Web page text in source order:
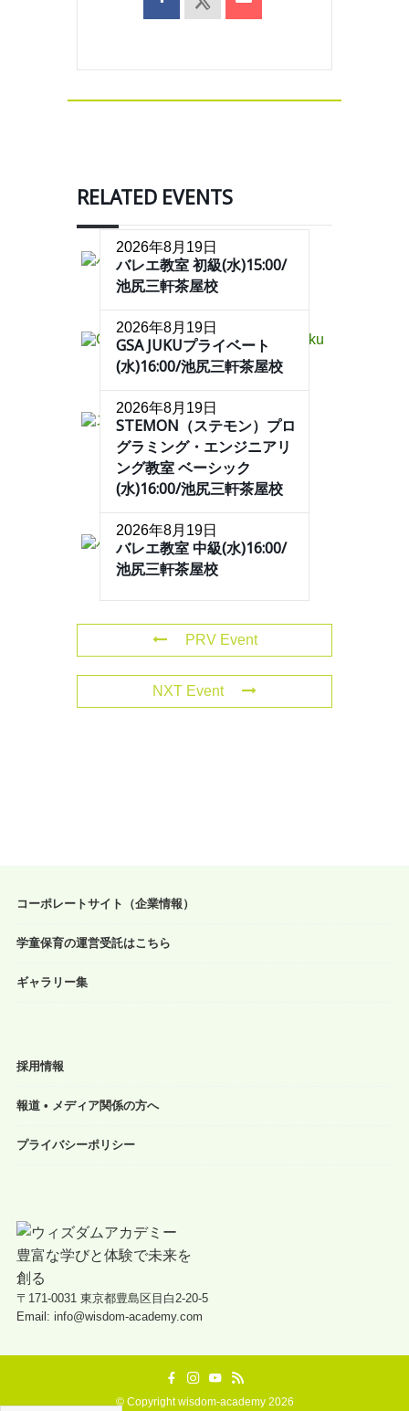
RELATED EVENTS
2026年8月19日
バレエ教室 初級(水)15:00/
池尻三軒茶屋校
2026年8月19日
GSA JUKUプライベート
(水)16:00/池尻三軒茶屋校
2026年8月19日
STEMON（ステモン）プロ
グラミング・エンジニアリ
ング教室 ベーシック
(水)16:00/池尻三軒茶屋校
2026年8月19日
バレエ教室 中級(水)16:00/
池尻三軒茶屋校
PRV Event
NXT Event
コーポレートサイト（企業情報）
学童保育の運営受託はこちら
ギャラリー集
採用情報
報道 • メディア関係の方へ
プライバシーポリシー
〒171-0031 東京都豊島区目白2-20-5
Email: info@wisdom-academy.com
©Copyright wisdom-academy 2026